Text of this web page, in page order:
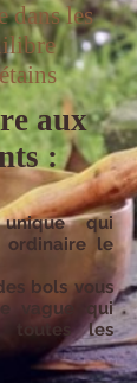
dans les
aux
:
qui
ordinaire le
bols vous
vague qui
toutes les